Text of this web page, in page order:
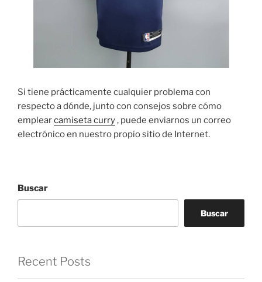
Si tiene prácticamente cualquier problema con
respecto a dónde, junto con consejos sobre cómo
emplearcamiseta curry, puede enviarnos un correo
electrónico en nuestro propio sitio de Internet.
Buscar
Buscar
Recent Posts